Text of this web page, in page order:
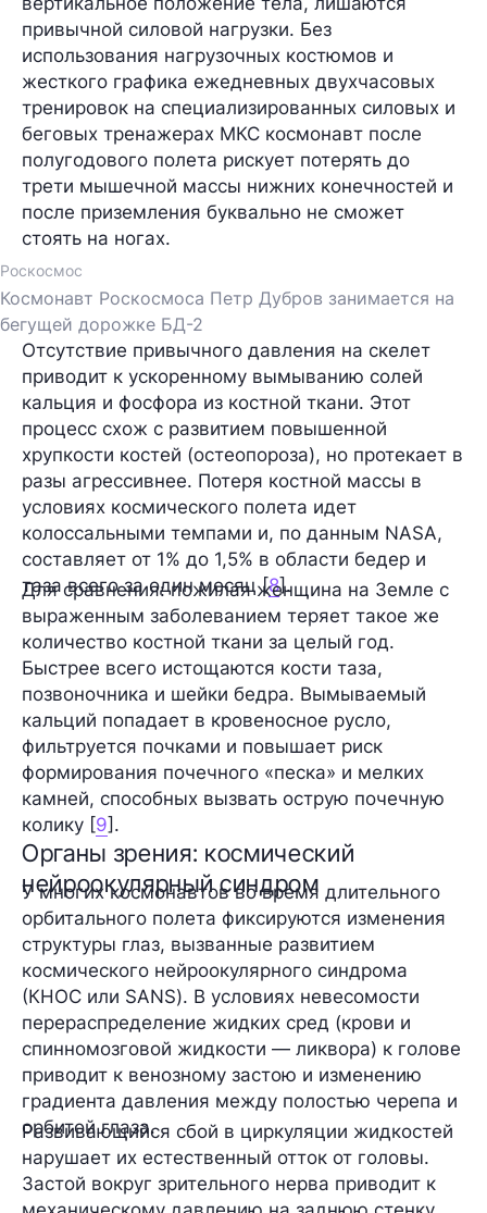
привычной силовой нагрузки. Без
использования нагрузочных костюмов и
жесткого графика ежедневных двухчасовых
тренировок на специализированных силовых и
беговых тренажерах МКС космонавт после
полугодового полета рискует потерять до
трети мышечной массы нижних конечностей и
после приземления буквально не сможет
стоять на ногах.
Роскосмос
Космонавт Роскосмоса Петр Дубров занимается на
бегущей дорожке БД-2
Отсутствие привычного давления на скелет
приводит к ускоренному вымыванию солей
кальция и фосфора из костной ткани. Этот
процесс схож с развитием повышенной
хрупкости костей (остеопороза), но протекает в
разы агрессивнее. Потеря костной массы в
условиях космического полета идет
колоссальными темпами и, по данным NASA,
составляет от 1% до 1,5% в области бедер и
таза всего за один месяц [8].
Для сравнения: пожилая женщина на Земле с
выраженным заболеванием теряет такое же
количество костной ткани за целый год.
Быстрее всего истощаются кости таза,
позвоночника и шейки бедра. Вымываемый
кальций попадает в кровеносное русло,
фильтруется почками и повышает риск
формирования почечного «песка» и мелких
камней, способных вызвать острую почечную
колику [9].
Органы зрения: космический
нейроокулярный синдром
У многих космонавтов во время длительного
орбитального полета фиксируются изменения
структуры глаз, вызванные развитием
космического нейроокулярного синдрома
(КНОС или SANS). В условиях невесомости
перераспределение жидких сред (крови и
спинномозговой жидкости — ликвора) к голове
приводит к венозному застою и изменению
градиента давления между полостью черепа и
орбитой глаза.
Развивающийся сбой в циркуляции жидкостей
нарушает их естественный отток от головы.
Застой вокруг зрительного нерва приводит к